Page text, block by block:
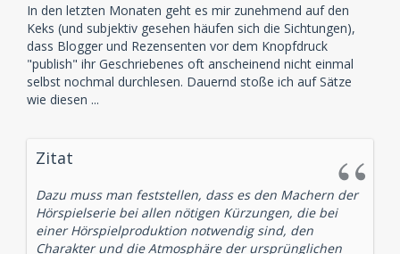
In den letzten Monaten geht es mir zunehmend auf den
Keks (und subjektiv gesehen häufen sich die Sichtungen),
dass Blogger und Rezensenten vor dem Knopfdruck
"publish" ihr Geschriebenes oft anscheinend nicht einmal
selbst nochmal durchlesen. Dauernd stoße ich auf Sätze
wie diesen ...
Zitat
Dazu muss man feststellen, dass es den Machern der
Hörspielserie bei allen nötigen Kürzungen, die bei
einer Hörspielproduktion notwendig sind, den
Charakter und die Atmosphäre der ursprünglichen